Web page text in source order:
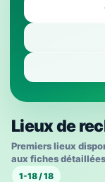
Lieux de
Premiers lieux
aux fiches
1-18 / 18